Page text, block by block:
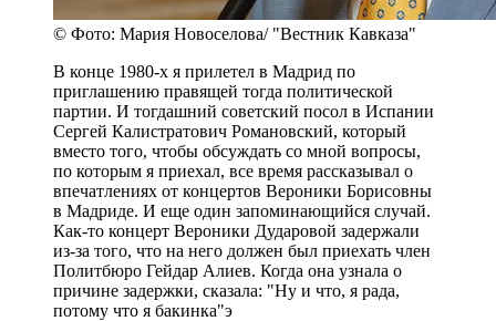
© Фото: Мария Новоселова/ "Вестник Кавказа"
В конце 1980-х я прилетел в Мадрид по
приглашению правящей тогда политической
партии. И тогдашний советский посол в Испании
Сергей Калистратович Романовский, который
вместо того, чтобы обсуждать со мной вопросы,
по которым я приехал, все время рассказывал о
впечатлениях от концертов Вероники Борисовны
в Мадриде. И еще один запоминающийся случай.
Как-то концерт Вероники Дударовой задержали
из-за того, что на него должен был приехать член
Политбюро Гейдар Алиев. Когда она узнала о
причине задержки, сказала: "Ну и что, я рада,
потому что я бакинка"э